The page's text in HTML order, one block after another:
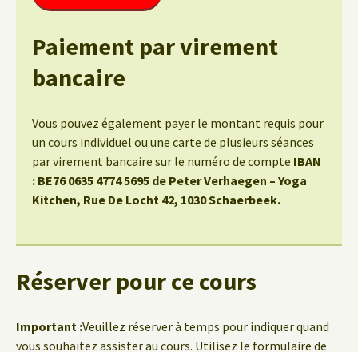
Paiement par virement
bancaire
Vous pouvez également payer le montant requis pour
un cours individuel ou une carte de plusieurs séances
par virement bancaire sur le numéro de compte IBAN
: BE76 0635 4774 5695 de Peter Verhaegen – Yoga
Kitchen, Rue De Locht 42, 1030 Schaerbeek.
Réserver pour ce cours
Important :Veuillez réserver à temps pour indiquer quand
vous souhaitez assister au cours. Utilisez le formulaire de